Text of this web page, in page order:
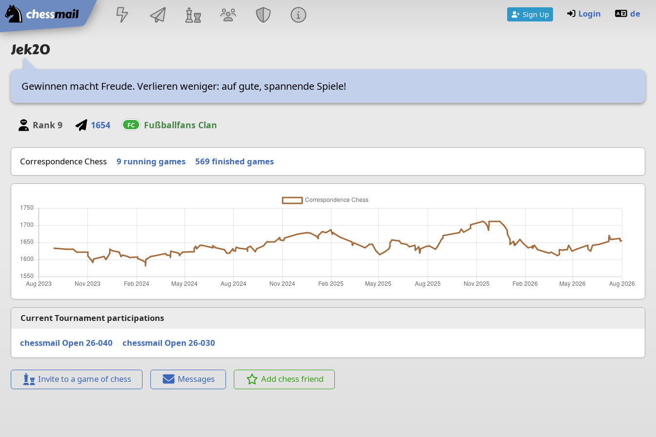
Home
Sign Up Login de
Jek20
Gewinnen macht Freude. Verlieren weniger: auf gute, spannende Spiele!
Rank 9 1654 FC Fußballfans Clan
Correspondence Chess 9 running games 569 finished games
Current Tournament participations
chessmail Open 26-040 chessmail Open 26-030
Invite to a game of chess Messages Add chess friend